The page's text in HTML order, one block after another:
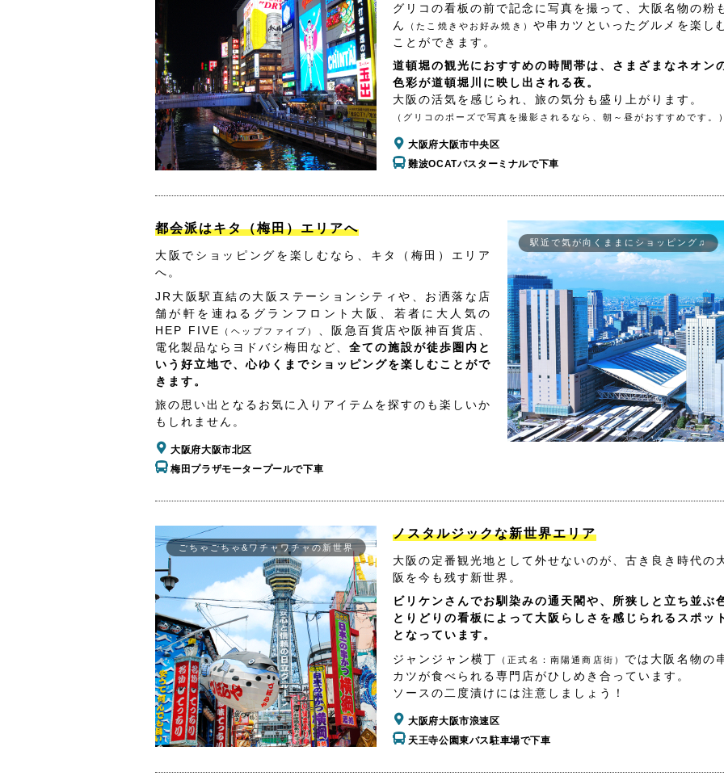
グリコの看板の前で記念に写真を撮って、大阪名物の粉
ん
（たこ焼きやお好み焼き） や串カツといったグルメを楽し
ことができます。
道頓堀の観光におすすめの時間帯は、さまざまなネオン
色彩が道頓堀川に映し出される夜。
大阪の活気を感じられ、旅の気分も盛り上がります。
（グリコのポーズで写真を撮影されるなら、朝～昼がおすすめです。
大阪府大阪市中央区
難波OCATバスターミナルで下車
都会派はキタ（梅田）エリアへ
大阪でショッピングを楽しむなら、キタ（梅田）エリア
へ。
JR大阪駅直結の大阪ステーションシティや、お洒落な店
舗が軒を連ねるグランフロント大阪、若者に大人気の
HEP FIVE
（ヘップファイブ）
、阪急百貨店や阪神百貨店、
電化製品ならヨドバシ梅田など、 全ての施設が徒歩圏内と
いう好立地で、心ゆくまでショッピングを楽しむことがで
きます。
旅の思い出となるお気に入りアイテムを探すのも楽しいか
もしれません。
大阪府大阪市北区
梅田プラザモータープールで下車
駅近で気が向くままにショッピング♫
ごちゃごちゃ&ワチャワチャの新世界
ノスタルジックな新世界エリア
大阪の定番観光地として外せないのが、古き良き時代の
阪を今も残す新世界。
ビリケンさんでお馴染みの通天閣や、所狭しと立ち並ぶ
とりどりの看板によって大阪らしさを感じられるスポッ
となっています。
ジャンジャン横丁
（正式名：南陽通商店街） では大阪名物の
カツが食べられる専門店がひしめき合っています。
ソースの二度漬けには注意しましょう！
大阪府大阪市浪速区
天王寺公園東バス駐車場で下車